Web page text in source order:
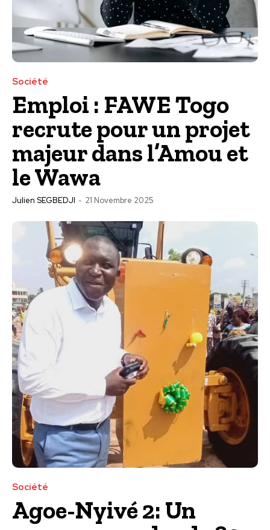
Société
Emploi : FAWE Togo
recrute pour un projet
majeur dans l’Amou et
le Wawa
Julien SEGBEDJI - 21 Novembre 2025
Société
Agoe-Nyivé 2: Un